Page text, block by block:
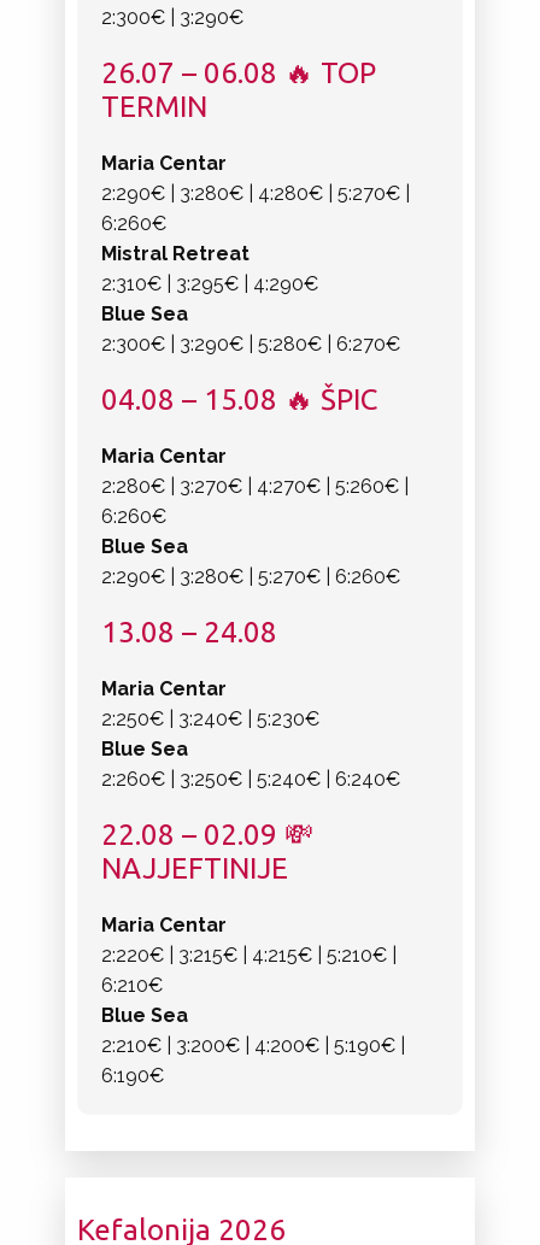
2:300€ | 3:290€
26.07 – 06.08 🔥 TOP
TERMIN
Maria Centar
2:290€ | 3:280€ | 4:280€ | 5:270€ |
6:260€
Mistral Retreat
2:310€ | 3:295€ | 4:290€
Blue Sea
2:300€ | 3:290€ | 5:280€ | 6:270€
04.08 – 15.08 🔥 ŠPIC
Maria Centar
2:280€ | 3:270€ | 4:270€ | 5:260€ |
6:260€
Blue Sea
2:290€ | 3:280€ | 5:270€ | 6:260€
13.08 – 24.08
Maria Centar
2:250€ | 3:240€ | 5:230€
Blue Sea
2:260€ | 3:250€ | 5:240€ | 6:240€
22.08 – 02.09 💸
NAJJEFTINIJE
Maria Centar
2:220€ | 3:215€ | 4:215€ | 5:210€ |
6:210€
Blue Sea
2:210€ | 3:200€ | 4:200€ | 5:190€ |
6:190€
Kefalonija 2026